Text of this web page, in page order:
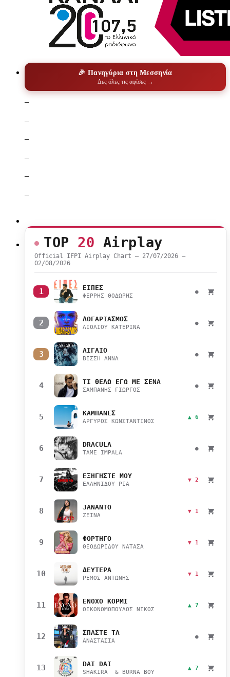
🎉 Πανηγύρια στη Μεσσηνία
Δες όλες τις αφίσες →
–
–
–
–
–
–
TOP 20 Airplay
Official IFPI Airplay Chart — 27/07/2026 –
02/08/2026
1 ΕΙΠΕΣ
ΦΕΡΡΗΣ ΘΟΔΩΡΗΣ
●
2 ΛΟΓΑΡΙΑΣΜΟΣ
ΛΙΟΛΙΟΥ ΚΑΤΕΡΙΝΑ
●
3 ΑΙΓΑΙΟ
ΒΙΣΣΗ ΑΝΝΑ
●
4 ΤΙ ΘΕΛΩ ΕΓΩ ΜΕ ΣΕΝΑ
ΣΑΜΠΑΝΗΣ ΓΙΩΡΓΟΣ
●
5 ΚΑΜΠΑΝΕΣ
ΑΡΓΥΡΟΣ ΚΩΝΣΤΑΝΤΙΝΟΣ
▲ 6
6 DRACULA
TAME IMPALA
●
7 ΕΞΗΓΗΣΤΕ ΜΟΥ
ΕΛΛΗΝΙΔΟΥ ΡΙΑ
▼ 2
8 JANANTO
ZEINA
▼ 1
9 ΦΟΡΤΗΓΟ
ΘΕΟΔΩΡΙΔΟΥ ΝΑΤΑΣΑ
▼ 1
10 ΔΕΥΤΕΡΑ
ΡΕΜΟΣ ΑΝΤΩΝΗΣ
▼ 1
11 ΕΝΟΧΟ ΚΟΡΜΙ
ΟΙΚΟΝΟΜΟΠΟΥΛΟΣ ΝΙΚΟΣ
▲ 7
12 ΣΠΑΣΤΕ ΤΑ
ΑΝΑΣΤΑΣΙΑ
●
13 DAI DAI
SHAKIRA & BURNA BOY
▲ 7